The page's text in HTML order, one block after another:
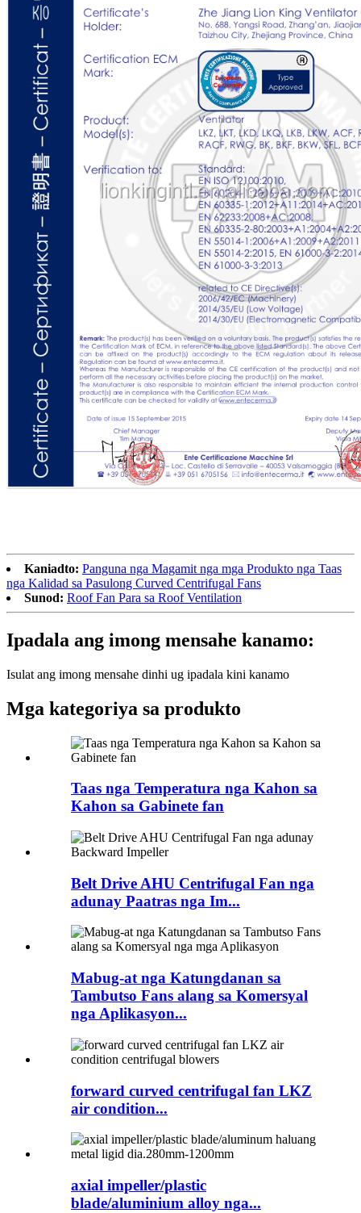
Kaniadto: Panguna nga Magamit nga mga Produkto nga Taas
nga Kalidad sa Pasulong Curved Centrifugal Fans
Sunod: Roof Fan Para sa Roof Ventilation
Ipadala ang imong mensahe kanamo:
Isulat ang imong mensahe dinhi ug ipadala kini kanamo
Mga kategoriya sa produkto
Taas nga Temperatura nga Kahon sa
Kahon sa Gabinete fan
Belt Drive AHU Centrifugal Fan nga
adunay Paatras nga Im...
Mabug-at nga Katungdanan sa
Tambutso Fans alang sa Komersyal
nga Aplikasyon...
forward curved centrifugal fan LKZ
air condition...
axial impeller/plastic
blade/aluminium alloy nga...